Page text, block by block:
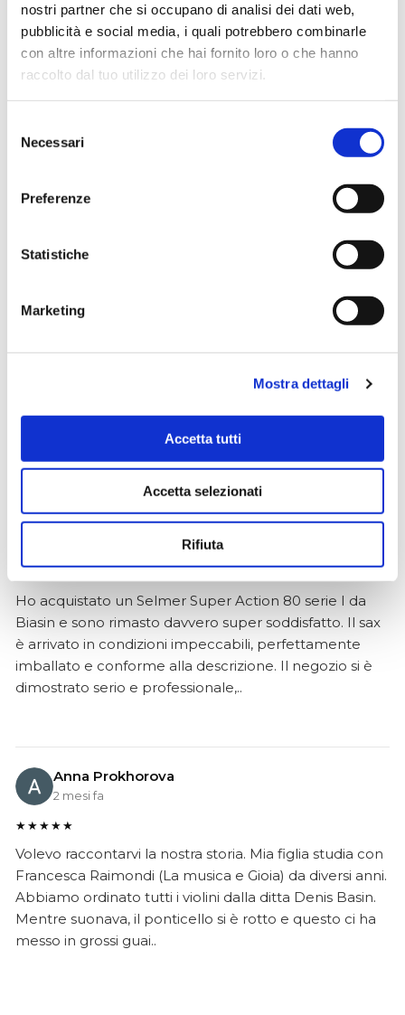
nostri partner che si occupano di analisi dei dati web,
pubblicità e social media, i quali potrebbero combinarle
con altre informazioni che hai fornito loro o che hanno
raccolto dal tuo utilizzo dei loro servizi.
delNecessari
Preferenze
Statistiche
Marketing
Mostra dettagli
Accetta tutti
Accetta selezionati
Rifiuta
Hope Efrida
2 mesi fa
cavi vari come regali per il mio compagno. Lo
strumento è a dir poco meraviglioso e il resto dei
★★★★★
effettivamente disponibili come indicato sul sito, senza
sorprese o ritardi. Servizio affidabile e professionale.
Negozio assolutamente consigliato, acqui..
Ciro Pio Donnarumma
★★★★★
Ho acquistato un Selmer Super Action 80 serie I da
Biasin e sono rimasto davvero super soddisfatto. Il sax
è arrivato in condizioni impeccabili, perfettamente
imballato e conforme alla descrizione. Il negozio si è
dimostrato serio e professionale,..
Anna Prokhorova
2 mesi fa
★★★★★
Volevo raccontarvi la nostra storia. Mia figlia studia con
Francesca Raimondi (La musica e Gioia) da diversi anni.
Abbiamo ordinato tutti i violini dalla ditta Denis Basin.
Mentre suonava, il ponticello si è rotto e questo ci ha
messo in grossi guai..